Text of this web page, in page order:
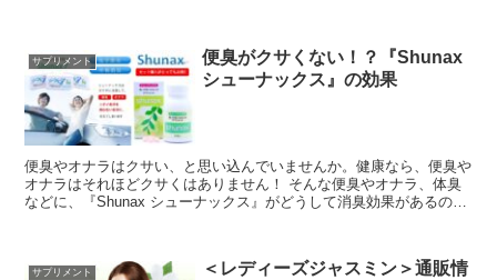
サプリメント
便臭がクサくない！？『Shunax
シューナックス』の効果
便臭やオナラはクサい、と思い込んでいませんか。健康なら、便臭や
オナラはそれほどクサくはありません！ そんな便臭やオナラ、体臭
などに、『Shunax シューナックス』がどうして消臭効果があるの
サプリメント
＜レディーズジャスミン＞通販情